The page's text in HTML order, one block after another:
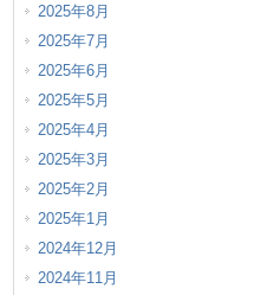
2025年8月
2025年7月
2025年6月
2025年5月
2025年4月
2025年3月
2025年2月
2025年1月
2024年12月
2024年11月